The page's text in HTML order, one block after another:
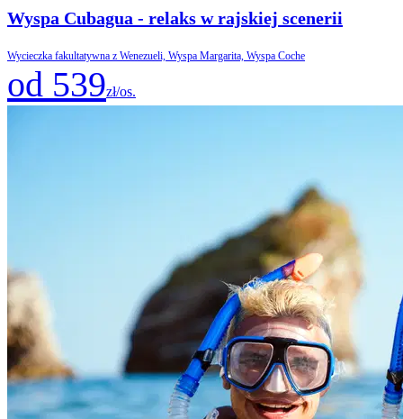
Wyspa Cubagua - relaks w rajskiej scenerii
Wycieczka fakultatywna z Wenezueli, Wyspa Margarita, Wyspa Coche
od 539zł/os.